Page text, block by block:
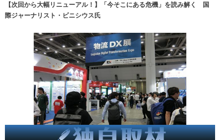
【次回から大幅リニューアル！】「今そこにある危機」を読み解く 国
際ジャーナリスト・ビニシウス氏